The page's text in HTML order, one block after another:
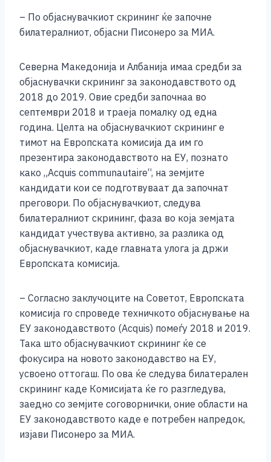
– По објаснувачкиот скрининг ќе започне
билатералниот, објасни Писонеро за МИА.
Северна Македонија и Албанија имаа средби за
објаснувачки скрининг за законодавството од
2018 до 2019. Овие средби започнаа во
септември 2018 и траеја помалку од една
година. Целта на објаснувачкиот скрининг е
тимот на Европската комисија да им го
презентира законодавството на ЕУ, познато
како „Аcquis communautaire“, на земјите
кандидати кои се подготвуваат да започнат
преговори. По објаснувачкиот, следува
билатералниот скрининг, фаза во која земјата
кандидат учествува активно, за разлика од
објаснувачкиот, каде главната улога ја држи
Европската комисија.
– Согласно заклучоците на Советот, Европската
комисија го спроведе техничкото објаснување на
ЕУ законодавството (Аcquis) помеѓу 2018 и 2019.
Така што објаснувачкиот скрининг ќе се
фокусира на новото законодавство на ЕУ,
усвоено оттогаш. По ова ќе следува билатерален
скрининг каде Комисијата ќе го разгледува,
заедно со земјите соговорнички, оние области на
ЕУ законодавството каде е потребен напредок,
изјави Писонеро за МИА.